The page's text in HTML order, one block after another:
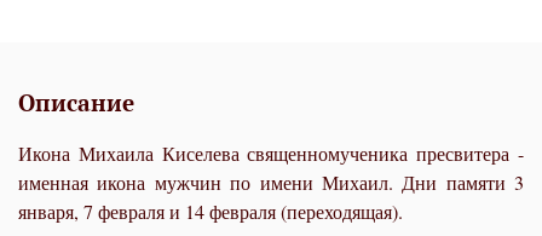
Описание
Икона Михаила Киселева священномученика пресвитера -
именная икона мужчин по имени Михаил. Дни памяти 3
января, 7 февраля и 14 февраля (переходящая).